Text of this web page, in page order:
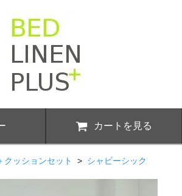
カートを見る
クッションセット > シャビーシック